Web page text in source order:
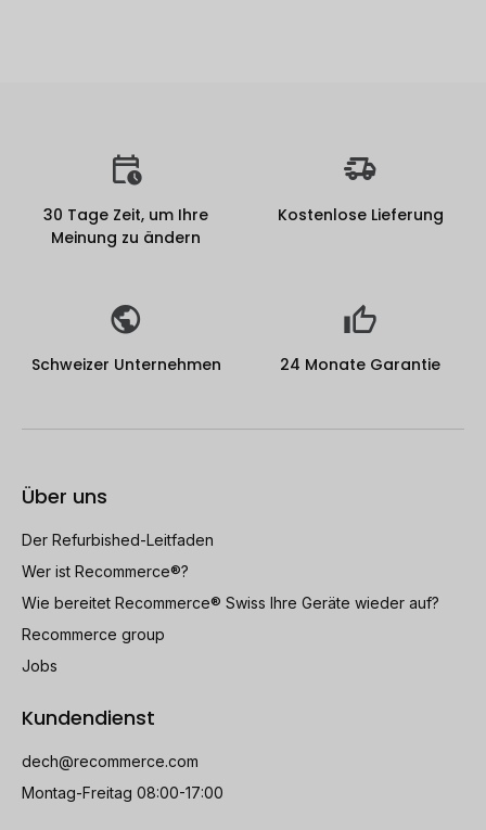
30 Tage Zeit, um Ihre
Meinung zu ändern
Kostenlose Lieferung
Schweizer Unternehmen 24 Monate Garantie
Über uns
Der Refurbished-Leitfaden
Wer ist Recommerce®?
Wie bereitet Recommerce® Swiss Ihre Geräte wieder auf?
Recommerce group
Jobs
Kundendienst
dech@recommerce.com
Montag-Freitag 08:00-17:00